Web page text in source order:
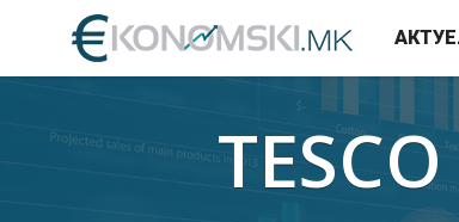
TESCO